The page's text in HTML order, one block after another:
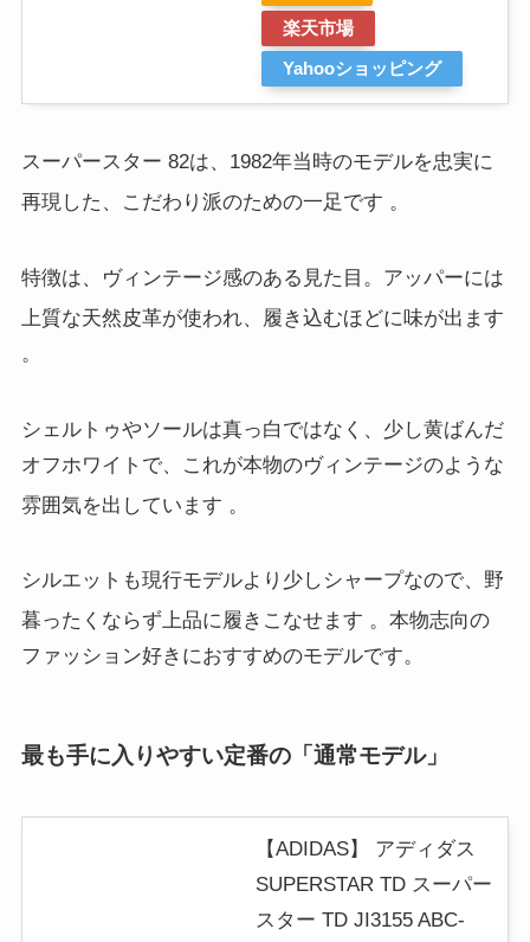
楽天市場
Yahooショッピング
スーパースター 82は、1982年当時のモデルを忠実に
再現した、こだわり派のための一足です 。
特徴は、ヴィンテージ感のある見た目。アッパーには
上質な天然皮革が使われ、履き込むほどに味が出ます
。
シェルトゥやソールは真っ白ではなく、少し黄ばんだ
オフホワイトで、これが本物のヴィンテージのような
雰囲気を出しています 。
シルエットも現行モデルより少しシャープなので、野
暮ったくならず上品に履きこなせます 。本物志向の
ファッション好きにおすすめのモデルです。
最も手に入りやすい定番の「通常モデル」
【ADIDAS】 アディダス
SUPERSTAR TD スーパー
スター TD JI3155 ABC-